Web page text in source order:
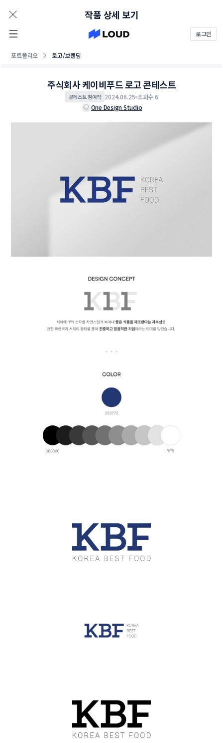
로그인
포트폴리오 로고/브랜딩
작품 상세 보기
주식회사 케이비푸드 로고 콘테스트
콘테스트 참여작 2024.06.25 조회수 6
One Design Studio